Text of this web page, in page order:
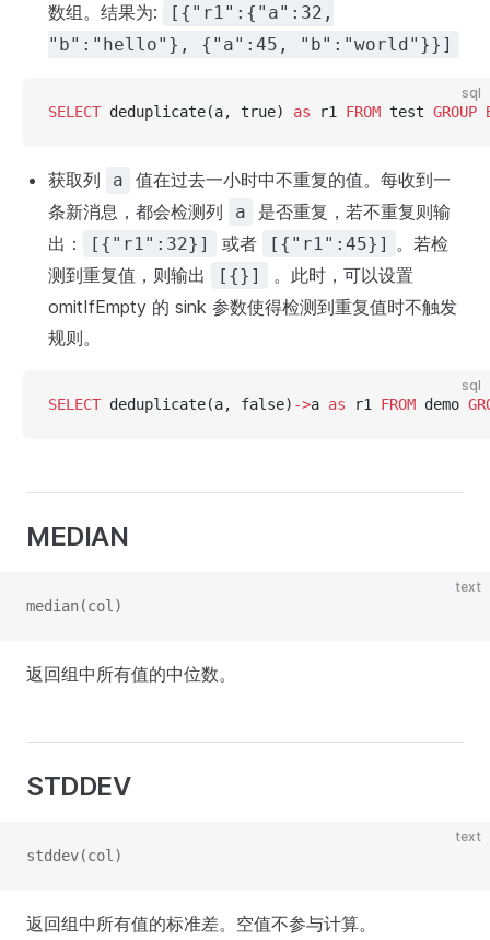
数组。结果为:
[{"r1":{"a":32,
"b":"hello"}, {"a":45, "b":"world"}}]
sql
SELECT deduplicate(a, true) as r1 FROM test GROUP
获取列 a
值在过去一小时中不重复的值。每收到一
条新消息，都会检测列
a
是否重复，若不重复则输
出：
[{"r1":32}] 或者 [{"r1":45}] 。若检
测到重复值，则输出
[{}]
。此时，可以设置
omitIfEmpty 的 sink 参数使得检测到重复值时不触发
规则。
sql
SELECT deduplicate(a, false) ->a as r1 FROM demo
MEDIAN
text
median(col)
返回组中所有值的中位数。
STDDEV
text
stddev(col)
返回组中所有值的标准差。空值不参与计算。